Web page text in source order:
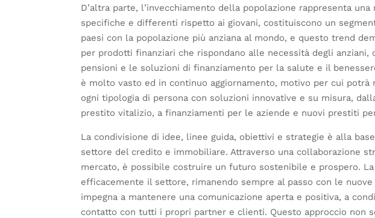
D’altra parte, l’invecchiamento della popolazione rappresenta
specifiche e differenti rispetto ai giovani, costituiscono un
paesi con la popolazione più anziana al mondo, e questo trend
per prodotti finanziari che rispondano alle necessità degli
pensioni e le soluzioni di finanziamento per la salute e il
è molto vasto ed in continuo aggiornamento, motivo per cui
ogni tipologia di persona con soluzioni innovative e su misura,
prestito vitalizio, a finanziamenti per le aziende e nuovi prestiti
La condivisione di idee, linee guida, obiettivi e strategie è alla
settore del credito e immobiliare. Attraverso una collaborazione
mercato, è possibile costruire un futuro sostenibile e prospero.
efficacemente il settore, rimanendo sempre al passo con le
impegna a mantenere una comunicazione aperta e positiva, a
contatto con tutti i propri partner e clienti. Questo approccio non